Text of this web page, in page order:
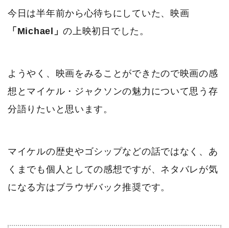
今日は半年前から心待ちにしていた、映画
「Michael」の上映初日でした。
ようやく、映画をみることができたので映画の感
想とマイケル・ジャクソンの魅力について思う存
分語りたいと思います。
マイケルの歴史やゴシップなどの話ではなく、あ
くまでも個人としての感想ですが、ネタバレが気
になる方はブラウザバック推奨です。